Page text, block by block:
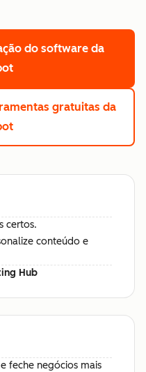
do software da
gratuitas da
certos.
conteúdo e
Hub
feche negócios mais